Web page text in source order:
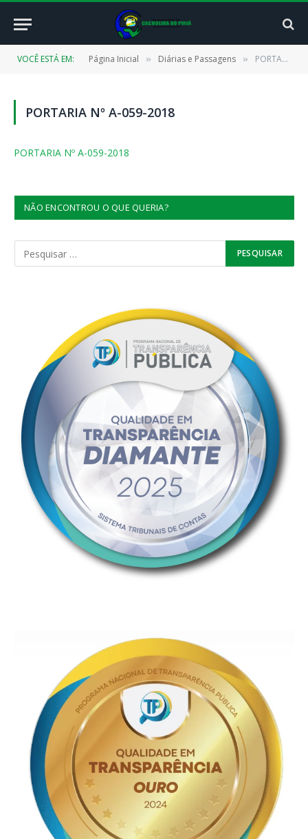
VOCÊ ESTÁ EM: Página Inicial » Diárias e Passagens » PORTARIA Nº A-059-2018
PORTARIA Nº A-059-2018
PORTARIA Nº A-059-2018
NÃO ENCONTROU O QUE QUERIA?